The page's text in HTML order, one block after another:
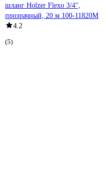
шланг Holzer Flexo 3/4",
прозрачный, 20 м 100-11820M
4.2
(5)